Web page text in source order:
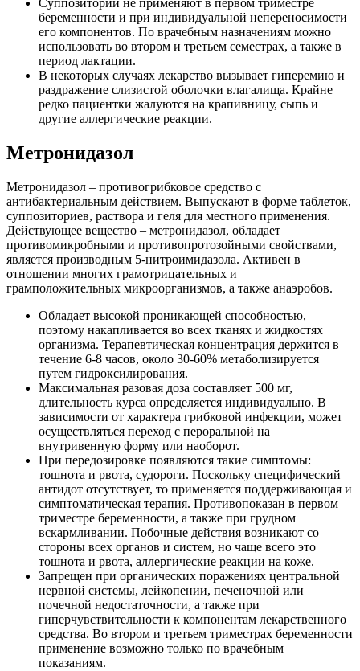
Суппозитории не применяют в первом триместре
беременности и при индивидуальной непереносимости
его компонентов. По врачебным назначениям можно
использовать во втором и третьем семестрах, а также в
период лактации.
В некоторых случаях лекарство вызывает гиперемию и
раздражение слизистой оболочки влагалища. Крайне
редко пациентки жалуются на крапивницу, сыпь и
другие аллергические реакции.
Метронидазол
Метронидазол – противогрибковое средство с
антибактериальным действием. Выпускают в форме таблеток,
суппозиториев, раствора и геля для местного применения.
Действующее вещество – метронидазол, обладает
противомикробными и противопротозойными свойствами,
является производным 5-нитроимидазола. Активен в
отношении многих грамотрицательных и
грамположительных микроорганизмов, а также анаэробов.
Обладает высокой проникающей способностью,
поэтому накапливается во всех тканях и жидкостях
организма. Терапевтическая концентрация держится в
течение 6-8 часов, около 30-60% метаболизируется
путем гидроксилирования.
Максимальная разовая доза составляет 500 мг,
длительность курса определяется индивидуально. В
зависимости от характера грибковой инфекции, может
осуществляться переход с пероральной на
внутривенную форму или наоборот.
При передозировке появляются такие симптомы:
тошнота и рвота, судороги. Поскольку специфический
антидот отсутствует, то применяется поддерживающая и
симптоматическая терапия. Противопоказан в первом
триместре беременности, а также при грудном
вскармливании. Побочные действия возникают со
стороны всех органов и систем, но чаще всего это
тошнота и рвота, аллергические реакции на коже.
Запрещен при органических поражениях центральной
нервной системы, лейкопении, печеночной или
почечной недостаточности, а также при
гиперчувствительности к компонентам лекарственного
средства. Во втором и третьем триместрах беременности
применение возможно только по врачебным
показаниям.